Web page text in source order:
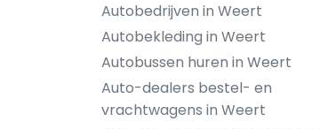
Autobedrijven in Weert
Autobekleding in Weert
Autobussen huren in Weert
Auto-dealers bestel- en
vrachtwagens in Weert